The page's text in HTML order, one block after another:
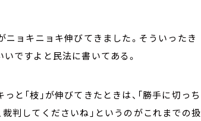
ニョキニョキ伸びてきました。そういったき
ですよと民法に書いてある。
と「枝」が伸びてきたときは、「勝手に切っち
判してくださいね」というのがこれまでの扱